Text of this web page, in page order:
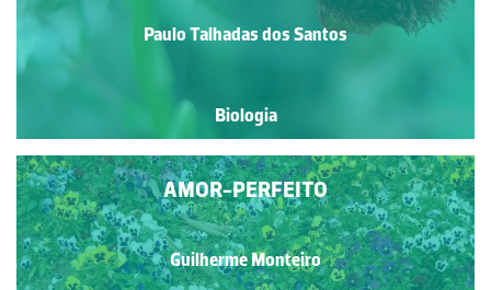
Paulo Talhadas dos Santos
Biologia
AMOR-PERFEITO
Guilherme Monteiro